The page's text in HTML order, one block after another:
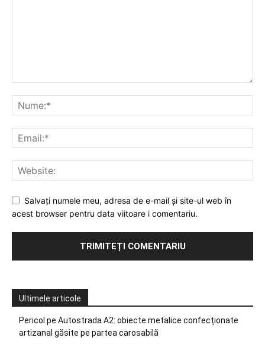
Salvați numele meu, adresa de e-mail și site-ul web în
acest browser pentru data viitoare i comentariu.
Ultimele articole
Pericol pe Autostrada A2: obiecte metalice confecționate
artizanal găsite pe partea carosabilă